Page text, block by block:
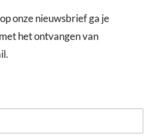
onze nieuwsbrief ga je
het ontvangen van